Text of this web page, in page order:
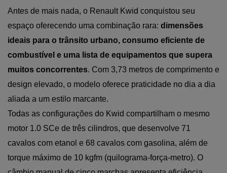
Antes de mais nada, o Renault Kwid conquistou seu
espaço oferecendo uma combinação rara: dimensões
ideais para o trânsito urbano, consumo eficiente de
combustível e uma lista de equipamentos que supera
muitos concorrentes. Com 3,73 metros de comprimento e
design elevado, o modelo oferece praticidade no dia a dia
aliada a um estilo marcante.
Todas as configurações do Kwid compartilham o mesmo
motor 1.0 SCe de três cilindros, que desenvolve 71
cavalos com etanol e 68 cavalos com gasolina, além de
torque máximo de 10 kgfm (quilograma-força-metro). O